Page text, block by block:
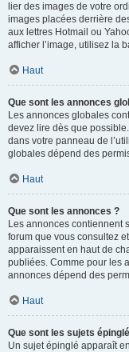
lier des images de votre
images placées derrière
aux lettres Hotmail ou
afficher l’image, utilisez la
Haut
Que sont les annonces
Les annonces globales
devez lire dès que
dans votre panneau de
globales dépend des
Haut
Que sont les annonces ?
Les annonces contiennent
forum que vous consultez
apparaissent en haut de
publiées. Comme pour les
annonces dépend des
Haut
Que sont les sujets
Un sujet épinglé apparaît